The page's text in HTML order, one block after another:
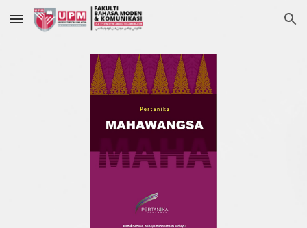
Skip to main content Skip to navigation